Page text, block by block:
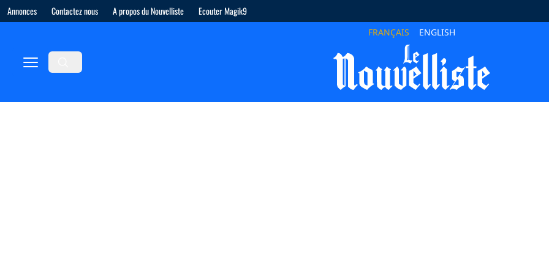
Annonces Contactez nous A propos du Nouvelliste Ecouter Magik9
FRANÇAIS ENGLISH